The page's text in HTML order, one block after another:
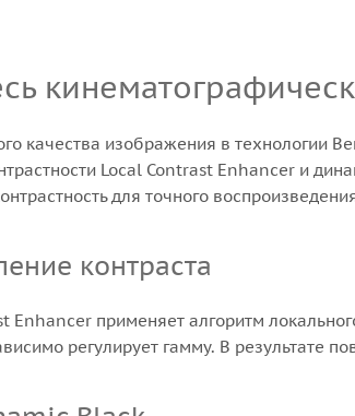
качества изображения в технологии
Local Contrast Enhancer и
для точного
контраста
Enhancer применяет алгоритм
регулирует гамму. В результате